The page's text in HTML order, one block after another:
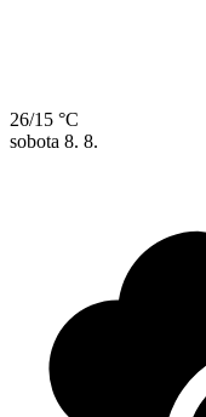
26/15 °C
sobota 8. 8.